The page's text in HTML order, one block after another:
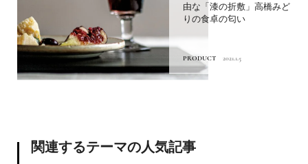
由な「漆の折敷」高橋みど
りの食卓の匂い
PRODUCT 2021.1.5
関連するテーマの人気記事